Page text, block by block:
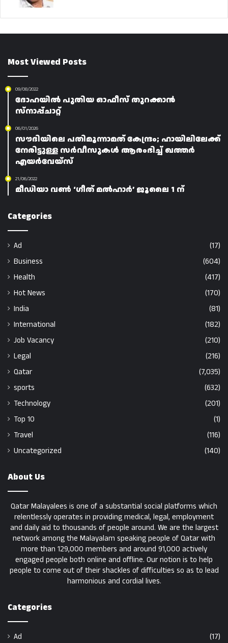
Most Viewed Posts
09/08/2022
ദോഹയിൽ പുതിയ ഓഫീസ് തുറക്കാൻ
സ്നാപ്പ്ചാറ്റ്
06/01/2026
സൗദിയിലെ പതിമൂന്നാമത് കേന്ദ്രം; ഹായിലിലേക്ക്
നേരിട്ടുള്ള സർവീസുകൾ ആരംഭിച്ച് ഖത്തർ
എയർവേയ്‌സ്
21/06/2022
മീഡിയാ വൺ ‘ഗീത്‌‌ മൽഹാർ’ ജൂലൈ 1 ന്
Categories
Ad
(17)
Business
(604)
Health
(417)
Hot News
(170)
India
(81)
International
(182)
Job Vacancy
(210)
Legal
(216)
Qatar
(7,035)
sports
(632)
Technology
(201)
Top 10
(1)
Travel
(116)
Uncategorized
(140)
About Us
Qatar Malayalees is one of a substantial social platforms which
relentlessly operates in providing medical, legal, employment
and daily aid to thousands of people around. We are the largest
network among the Malayalam speaking people of Qatar with
more than 129,000 members and around 91,000 actively
engaged people both online and offline. Our notion is to help
people to come out of their shackles of difficulties so as to lead
harmonious and cordial lives.
Categories
Ad
(17)